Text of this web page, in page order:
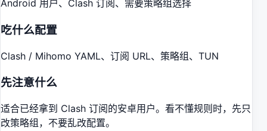
Android 用户、Clash 订阅、需要策略组选择
吃什么配置
Clash / Mihomo YAML、订阅 URL、策略组、TUN
先注意什么
适合已经拿到 Clash 订阅的安卓用户。看不懂规则时，先只
改策略组，不要乱改配置。